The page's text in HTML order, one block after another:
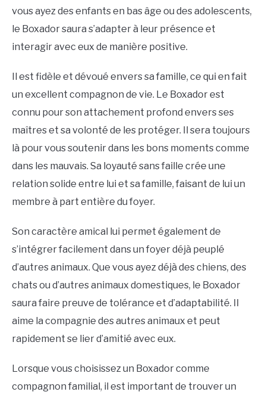
vous ayez des enfants en bas âge ou des adolescents,
le Boxador saura s’adapter à leur présence et
interagir avec eux de manière positive.
Il est fidèle et dévoué envers sa famille, ce qui en fait
un excellent compagnon de vie. Le Boxador est
connu pour son attachement profond envers ses
maîtres et sa volonté de les protéger. Il sera toujours
là pour vous soutenir dans les bons moments comme
dans les mauvais. Sa loyauté sans faille crée une
relation solide entre lui et sa famille, faisant de lui un
membre à part entière du foyer.
Son caractère amical lui permet également de
s’intégrer facilement dans un foyer déjà peuplé
d’autres animaux. Que vous ayez déjà des chiens, des
chats ou d’autres animaux domestiques, le Boxador
saura faire preuve de tolérance et d’adaptabilité. Il
aime la compagnie des autres animaux et peut
rapidement se lier d’amitié avec eux.
Lorsque vous choisissez un Boxador comme
compagnon familial, il est important de trouver un